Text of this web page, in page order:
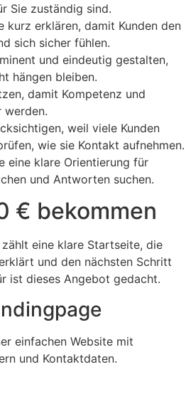
Sie zuständig sind.
kurz erklären, damit Kunden den
sich sicher fühlen.
und eindeutig gestalten,
hängen bleiben.
damit Kompetenz und
werden.
weil viele Kunden
wie sie Kontakt aufnehmen.
eine klare Orientierung für
und Antworten suchen.
€ bekommen
eine klare Startseite, die
und den nächsten Schritt
ist dieses Angebot gedacht.
einfachen Website mit
und Kontaktdaten.